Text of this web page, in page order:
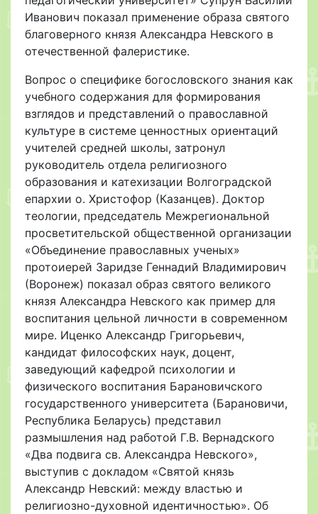
Иванович показал применение образа святого
благоверного князя Александра Невского в
отечественной фалеристике.
Вопрос о специфике богословского знания как
учебного содержания для формирования
взглядов и представлений о православной
культуре в системе ценностных ориентаций
учителей средней школы, затронул
руководитель отдела религиозного
образования и катехизации Волгоградской
епархии о. Христофор (Казанцев). Доктор
теологии, председатель Межрегиональной
просветительской общественной организации
«Объединение православных ученых»
протоиерей Заридзе Геннадий Владимирович
(Воронеж) показал образ святого великого
князя Александра Невского как пример для
воспитания цельной личности в современном
мире. Иценко Александр Григорьевич,
кандидат философских наук, доцент,
заведующий кафедрой психологии и
физического воспитания Барановичского
государственного университета (Барановичи,
Республика Беларусь) представил
размышления над работой Г.В. Вернадского
«Два подвига св. Александра Невского»,
выступив с докладом «Святой князь
Александр Невский: между властью и
религиозно-духовной идентичностью». Об